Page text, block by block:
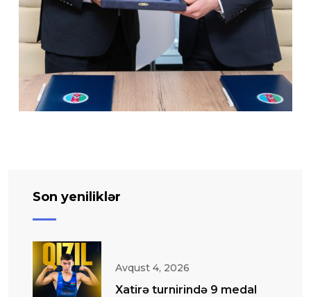
Son yeniliklər
Avqust 4, 2026
Xatirə turnirində 9 medal